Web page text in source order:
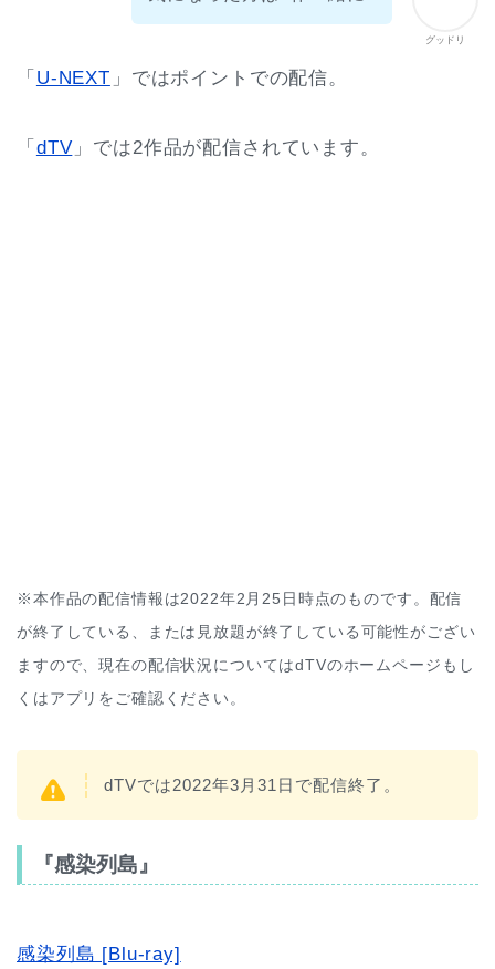
グッドリ
「 U-NEXT 」ではポイントでの配信。
「 dTV 」では2作品が配信されています。
※本作品の配信情報は2022年2月25日時点のものです。配信
が終了している、または見放題が終了している可能性がござい
ますので、現在の配信状況についてはdTVのホームページもし
くはアプリをご確認ください。
dTVでは2022年3月31日で配信終了。
『感染列島』
感染列島 [Blu-ray]